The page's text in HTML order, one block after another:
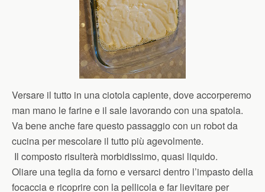
Versare il tutto in una ciotola capiente, dove accorperemo
man mano le farine e il sale lavorando con una spatola.
Va bene anche fare questo passaggio con un robot da
cucina per mescolare il tutto più agevolmente.
Il composto risulterà morbidissimo, quasi liquido.
Oliare una teglia da forno e versarci dentro l’impasto della
focaccia e ricoprire con la pellicola e far lievitare per